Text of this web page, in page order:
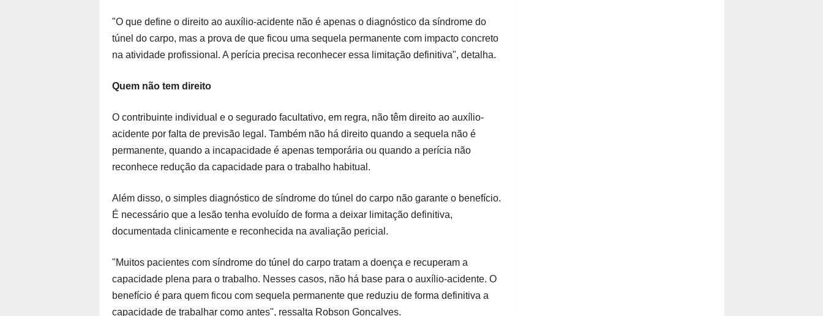
"O que define o direito ao auxílio-acidente não é apenas o diagnóstico da síndrome do
túnel do carpo, mas a prova de que ficou uma sequela permanente com impacto concreto
na atividade profissional. A perícia precisa reconhecer essa limitação definitiva", detalha.
Quem não tem direito
O contribuinte individual e o segurado facultativo, em regra, não têm direito ao auxílio-
acidente por falta de previsão legal. Também não há direito quando a sequela não é
permanente, quando a incapacidade é apenas temporária ou quando a perícia não
reconhece redução da capacidade para o trabalho habitual.
Além disso, o simples diagnóstico de síndrome do túnel do carpo não garante o benefício.
É necessário que a lesão tenha evoluído de forma a deixar limitação definitiva,
documentada clinicamente e reconhecida na avaliação pericial.
"Muitos pacientes com síndrome do túnel do carpo tratam a doença e recuperam a
capacidade plena para o trabalho. Nesses casos, não há base para o auxílio-acidente. O
benefício é para quem ficou com sequela permanente que reduziu de forma definitiva a
capacidade de trabalhar como antes", ressalta Robson Gonçalves.